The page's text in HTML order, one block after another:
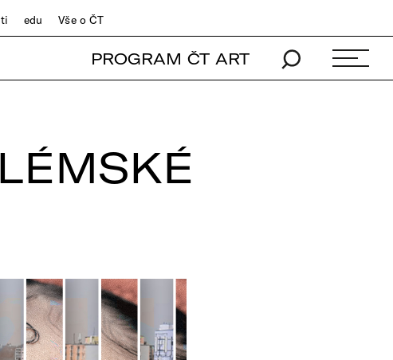
edu Vše o ČT
PROGRAM ČT ART